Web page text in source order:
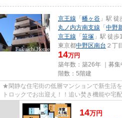
京王線 「幡ヶ谷 」駅
丸ノ内方南支線 「中野
京王線 「笹塚 」駅 徒歩
東京都中野区南台 ２丁
14万円
築年数：築26年 ｜募集
階数：5階建
★閑静な住宅街の低層マンションで新生活
トロックでお出迎え！！追い焚き機能や宅
低層マンションは数が少なくオ...
14万円